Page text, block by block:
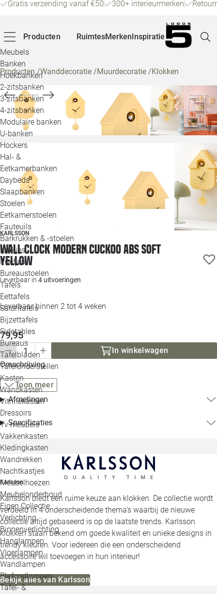
Gratis verzending vanaf €50 300+ interieurmerken
Producten
Meubels
Banken
Hoekbanken
2-zitsbanken
3-zitsbanken
4-zitsbanken
Modulaire banken
U-banken
Hockers
Hal- &
Eetkamerbanken
Daybeds
Slaapbanken
Stoelen
Eetkamerstoelen
Fauteuils
Barkrukken & -stoelen
Krukjes
Poefjes
Bureaustoelen
Tafels
Eettafels
Salontafels
Bijzettafels
Sidetables
Bureaus
Tafelbladen
Tafelonderstellen
Kasten
Wandkasten
Vitrinekasten
Dressoirs
Tv meubels
Vakkenkasten
Kledingkasten
Wandrekken
Nachtkastjes
Meubelhoezen
Meubelonderhoud
Eigen Collectie
Verlichting
Binnenverlichting
Hanglampen
Vloerlampen
Wandlampen
Plafondlampen
Tafel- &
RuimtesMerkenInspiratie
Alle
Producten/Wanddecoratie /Muurdecoratie /Klokken
KARLSSON
Wall clock Modern Cuckoo ABS soft
yellow
Leverbaar in 4 uitvoeringen
Leverbaar binnen 2 tot 4 weken
79,95
In winkelwagen
Omschrijving
Toon meer
Afmetingen
Specificaties
Karlsson
Karlsson biedt een ruime keuze aan klokken. De collectie wordt
verdeeld in 4 onderscheidende thema’s waarbij de nieuwe
collectie altijd gebaseerd is op de laatste trends. Karlsson
klokken staan bekend om goede kwaliteit en unieke designs in
trendy kleuren. Voor iedereen die een onderscheidend
accessoire wil toevoegen in hun interieur!
Bekijk alles van Karlsson